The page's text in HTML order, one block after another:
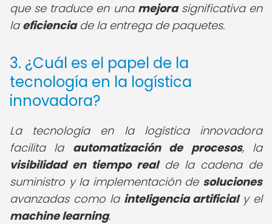
que se traduce en una mejorasignificativa en
la eficienciade la entrega de paquetes.
3. ¿Cuál es el papel de la
tecnología en la logística
innovadora?
La tecnología en la logística innovadora
facilita la automatización de procesos, la
visibilidad en tiempo realde la cadena de
suministro y la implementación de soluciones
avanzadas como la inteligencia artificialy el
machine learning.